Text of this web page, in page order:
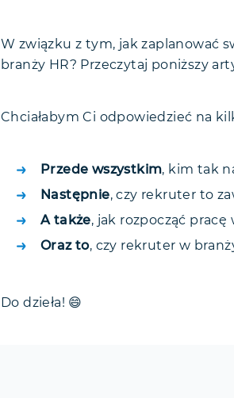
W związku z tym, jak zaplanować
branży HR? Przeczytaj poniższy
Chciałabym Ci odpowiedzieć na
Przede wszystkim, kim tak
Następnie, czy rekruter to
A także, jak rozpocząć
Oraz to, czy rekruter w
Do dzieła! 😄